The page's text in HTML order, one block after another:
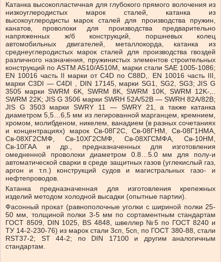
Катанка высокопластичная для глубокого прямого волочения из
низкоуглеродистых марок сталей, катанка из
высокоуглеродисты марок сталей для производства пружин,
канатов, проволоки для производства предварительно
напряженных ж/б конструкций, поршневых колец
автомобильных двигателей, металлокорда, катанка из
среднеуглеродистых марок сталей для производства гвоздей
различного назначения, пружинистых элементов строительных
конструкций по ASTM A510/A510M, марки стали SAE 1005-1086;
EN 10016 часть II марки от C4D по C88D,. EN 10016 часть III,
марки C3DI — C4DI , DIN 17145, марки SG1, SG2, SG3; JIS G
3505 марки SWRM 6K, SWRM 8K, SWRM 10K, SWRM 12K-,..
SWRM 22K; JIS G 3506 марки SWRH 52A/52B — SWRH 82A/82B;
JIS G 3503 марки SWRY 11 — SWRY 21, а также катанка
диаметром 5,5…6,5 мм из легированной марганцем, кремнием,
хромом, молибденом, никелем, ванадием (в разных сочетаниях
и концентрациях) марок Св-08Г2С, Св-08ГНМ, Св-08Г1НМА,
Св-08ХГ2СМФ, Св-10ХГ2СМФ, Св-08ХГСМФА, Св-10НМ,
Св-10ГАА и др., предназначенных для изготовления
омедненной проволоки диаметром 0.8…5.0 мм для полу-и
автоматической сварки в среде защитных газов (углекислый газ,
аргон и т.п.) конструкций судов и магистральных газо- и
нефтепроводов.
Катанка предназначенная для изготовления крепежных
изделий методом холодной высадки (опытные партии).
Фасонный прокат (равнополочные уголки с шириной полки 25-
50 мм, толщиной полки 3-5 мм по сортаментным стандартам
ГОСТ 8509, DIN 1025, BS 4848, швеллер №5 по ГОСТ 8240 и
ТУ 14-2-230-76) из марок стали 3сп, 5сп, по ГОСТ 380-88, стали
RST37-2; ST 44-2; по DIN 17100 и другим аналогичным
стандартам.